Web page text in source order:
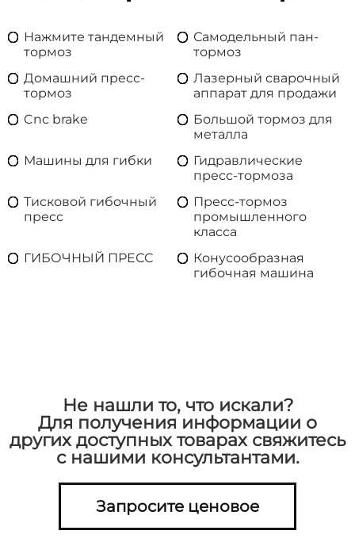
Нажмите тандемный
тормоз
Самодельный пан-
тормоз
Домашний пресс-
тормоз
Лазерный сварочный
аппарат для продажи
Cnc brake
Большой тормоз для
металла
Машины для гибки
Гидравлические
пресс-тормоза
Тисковой гибочный
пресс
Пресс-тормоз
промышленного
класса
ГИБОЧНЫЙ ПРЕСС
Конусообразная
гибочная машина
Не нашли то, что искали?
Для получения информации о
других доступных товарах свяжитесь
с нашими консультантами.
Запросите ценовое